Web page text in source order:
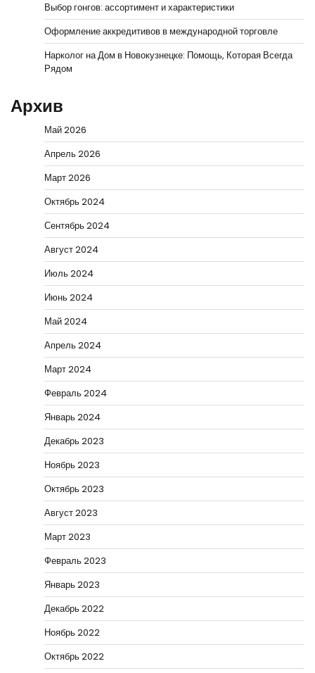
Выбор гонгов: ассортимент и характеристики
Оформление аккредитивов в международной торговле
Нарколог на Дом в Новокузнецке: Помощь, Которая Всегда
Рядом
Архив
Май 2026
Апрель 2026
Март 2026
Октябрь 2024
Сентябрь 2024
Август 2024
Июль 2024
Июнь 2024
Май 2024
Апрель 2024
Март 2024
Февраль 2024
Январь 2024
Декабрь 2023
Ноябрь 2023
Октябрь 2023
Август 2023
Март 2023
Февраль 2023
Январь 2023
Декабрь 2022
Ноябрь 2022
Октябрь 2022